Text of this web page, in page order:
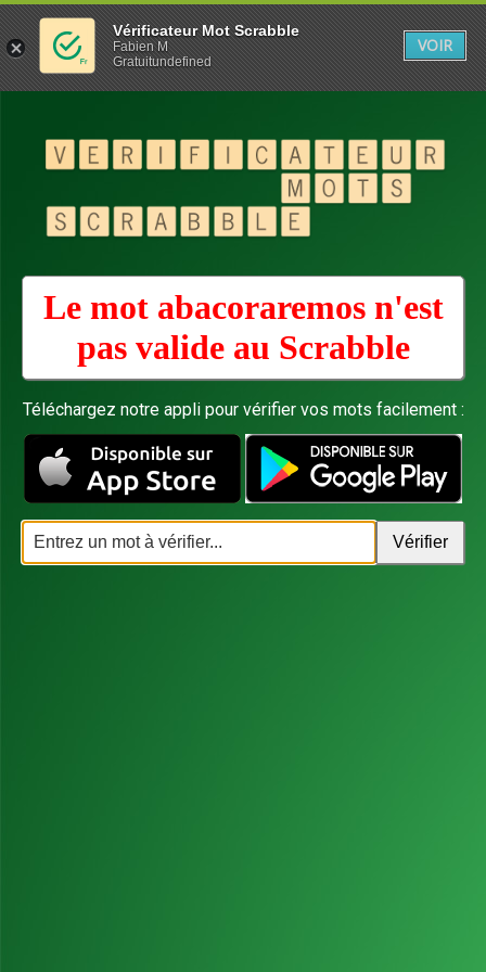
Le mot abacoraremos n'est
pas valide au Scrabble
Téléchargez notre appli pour vérifier vos mots facilement :
Vérificateur Mot Scrabble
Fabien M
Gratuitundefined
VOIR